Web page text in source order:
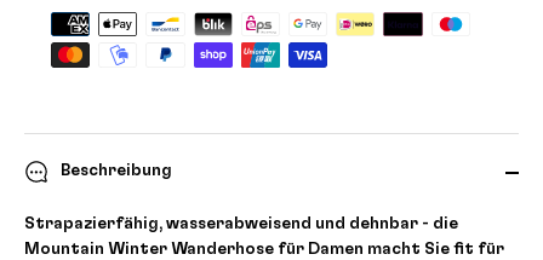
Beschreibung
Strapazierfähig, wasserabweisend und dehnbar - die
Mountain Winter Wanderhose für Damen macht Sie fit für